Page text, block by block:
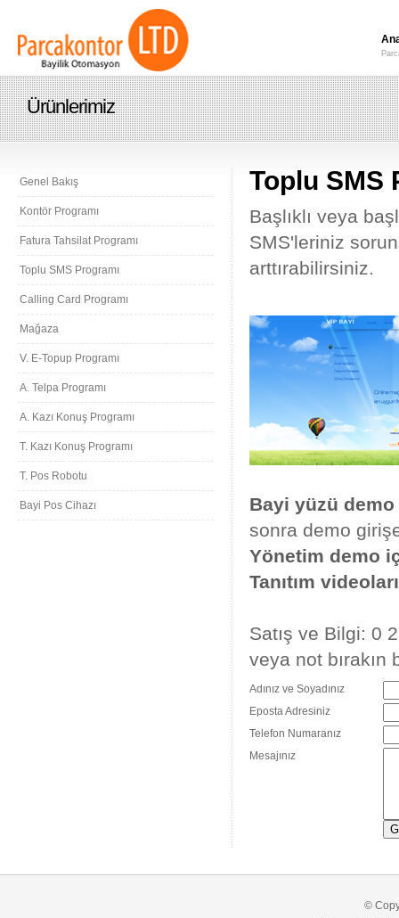
Ürünlerimiz
Genel Bakış
Kontör Programı
Fatura Tahsilat Programı
Toplu SMS Programı
Calling Card Programı
Mağaza
V. E-Topup Programı
A. Telpa Programı
A. Kazı Konuş Programı
T. Kazı Konuş Programı
T. Pos Robotu
Bayi Pos Cihazı
Toplu SMS
Başlıklı veya
SMS'leriniz
arttırabilirsiniz.
Bayi yüzü demo
sonra demo
Yönetim demo
Tanıtım
Satış ve Bilgi: 0
veya not bırakın
Adınız ve Soyadınız
Eposta Adresiniz
Telefon Numaranız
Mesajınız
©